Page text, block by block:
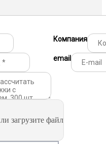
Компания
email
загрузите файл